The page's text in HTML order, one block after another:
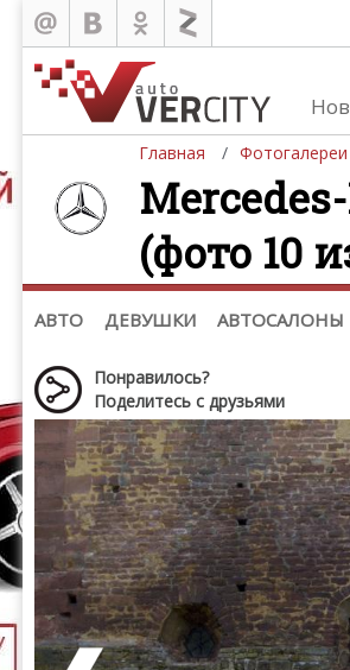
Главная Фотогалереи
Mercedes-
(фото 10
АВТО ДЕВУШКИ АВТОСАЛОНЫ
Автомобили
Последние добавления
Список марок
(+1102)
Понравилось?
Поделитесь с друзьями